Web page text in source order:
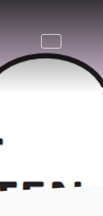
Zoeken